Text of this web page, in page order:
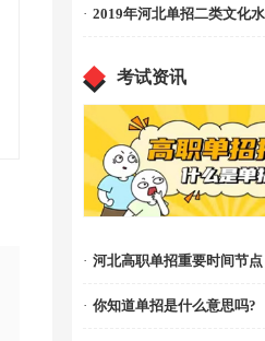
·
考试资讯
· 河北高职单招重要时间节点
· 你知道单招是什么意思吗?